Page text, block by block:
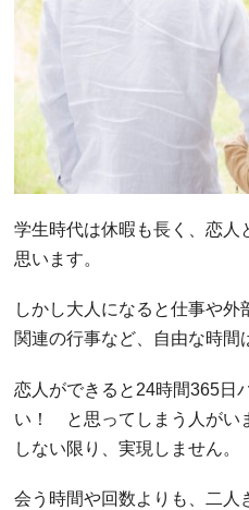
学生時代は休暇も長く、恋人
思います。
しかし大人になると仕事や
関連の行事など、自由な時間
恋人ができると24時間365日
い！ と思ってしまう人がい
しない限り、実現しません。
会う時間や回数よりも、二人